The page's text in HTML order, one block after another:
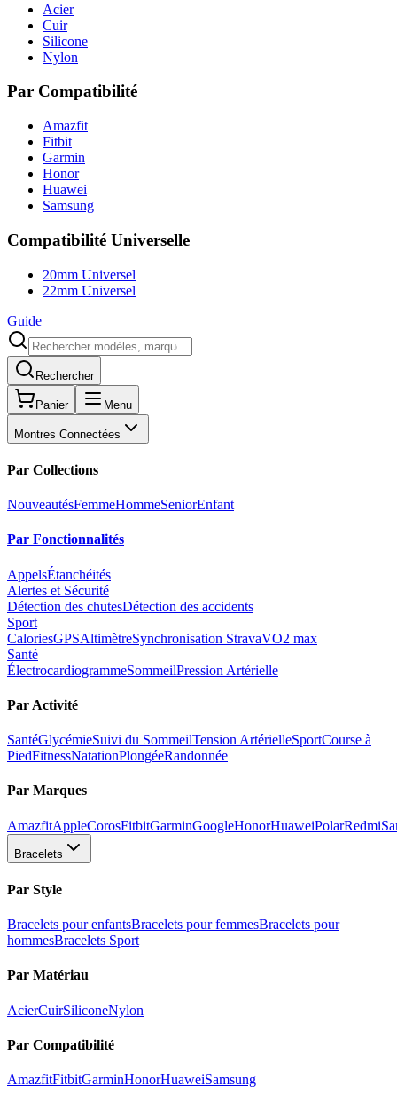
Acier
Cuir
Silicone
Nylon
Par Compatibilité
Amazfit
Fitbit
Garmin
Honor
Huawei
Samsung
Compatibilité Universelle
20mm Universel
22mm Universel
Guide
Rechercher
Panier Menu
Montres Connectées
Par Collections
NouveautésFemmeHommeSeniorEnfant
Par Fonctionnalités
AppelsÉtanchéités
Alertes et Sécurité
Détection des chutesDétection des accidents
Sport
CaloriesGPSAltimètreSynchronisation StravaVO2 max
Santé
ÉlectrocardiogrammeSommeilPression Artérielle
Par Activité
SantéGlycémieSuivi du SommeilTension ArtérielleSportCourse à
PiedFitnessNatationPlongéeRandonnée
Par Marques
AmazfitAppleCorosFitbitGarminGoogleHonorHuaweiPolarRedmi
Bracelets
Par Style
Bracelets pour enfantsBracelets pour femmesBracelets pour
hommesBracelets Sport
Par Matériau
AcierCuirSiliconeNylon
Par Compatibilité
AmazfitFitbitGarminHonorHuaweiSamsung